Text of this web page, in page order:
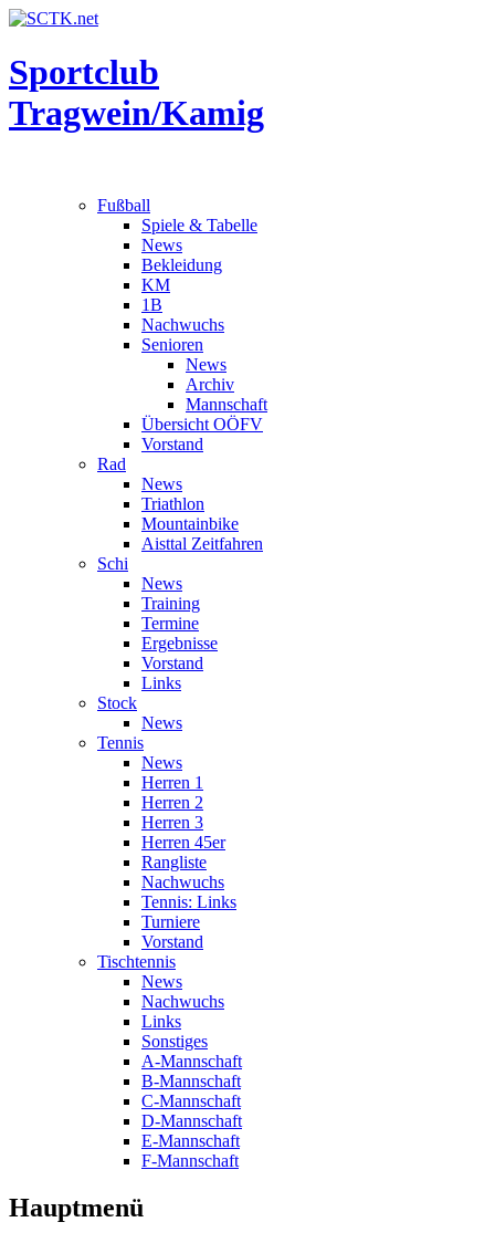
Sportclub
Tragwein/Kamig
Fußball
Spiele & Tabelle
News
Bekleidung
KM
1B
Nachwuchs
Senioren
News
Archiv
Mannschaft
Übersicht OÖFV
Vorstand
Rad
News
Triathlon
Mountainbike
Aisttal Zeitfahren
Schi
News
Training
Termine
Ergebnisse
Vorstand
Links
Stock
News
Tennis
News
Herren 1
Herren 2
Herren 3
Herren 45er
Rangliste
Nachwuchs
Tennis: Links
Turniere
Vorstand
Tischtennis
News
Nachwuchs
Links
Sonstiges
A-Mannschaft
B-Mannschaft
C-Mannschaft
D-Mannschaft
E-Mannschaft
F-Mannschaft
Hauptmenü